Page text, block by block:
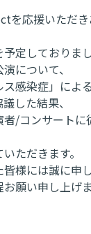
を応援いただき
定しておりま
について、
ス感染症」によ
した結果、
/コンサート
ただきます。
様には誠に申
願い申し上げま